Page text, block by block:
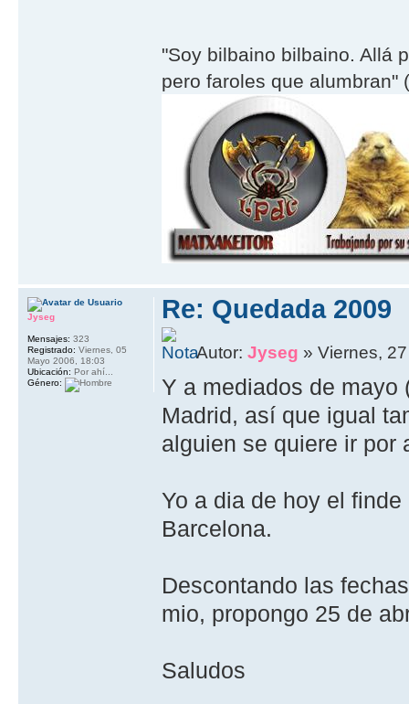
"Soy bilbaino bilbaino. Allá
pero faroles que alumbran"
Re: Quedada 2009
Autor:Jyseg » Viernes,
Y a mediados de mayo
Madrid, así que igual
alguien se quiere ir por
Yo a dia de hoy el
Barcelona.
Descontando las
mio, propongo 25 de
Saludos
Jyseg
Mensajes: 323
Registrado: Viernes, 05
Mayo 2006, 18:03
Ubicación: Por ahí...
Género: